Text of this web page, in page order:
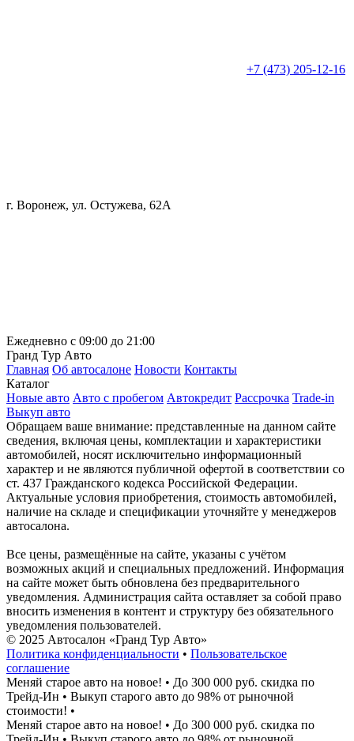
+7 (473) 205-12-16
г. Воронеж, ул. Остужева, 62А
Ежедневно с 09:00 до 21:00
Гранд Тур Авто
Главная Об автосалоне Новости Контакты
Каталог
Новые авто Авто с пробегом Автокредит Рассрочка Trade-in
Выкуп авто
Обращаем ваше внимание: представленные на данном сайте
сведения, включая цены, комплектации и характеристики
автомобилей, носят исключительно информационный
характер и не являются публичной офертой в соответствии со
ст. 437 Гражданского кодекса Российской Федерации.
Актуальные условия приобретения, стоимость автомобилей,
наличие на складе и спецификации уточняйте у менеджеров
автосалона.
Все цены, размещённые на сайте, указаны с учётом
возможных акций и специальных предложений. Информация
на сайте может быть обновлена без предварительного
уведомления. Администрация сайта оставляет за собой право
вносить изменения в контент и структуру без обязательного
уведомления пользователей.
© 2025 Автосалон «Гранд Тур Авто»
Политика конфиденциальности • Пользовательское
соглашение
Меняй старое авто на новое! • До 300 000 руб. скидка по
Трейд-Ин • Выкуп старого авто до 98% от рыночной
стоимости! •
Меняй старое авто на новое! • До 300 000 руб. скидка по